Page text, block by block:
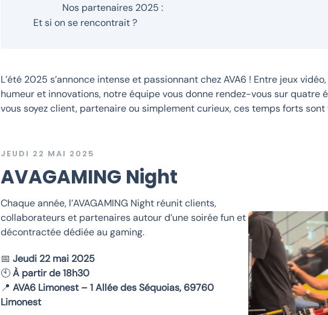
Nos partenaires 2025 :
Et si on se rencontrait ?
L’été 2025 s’annonce intense et passionnant chez AVA6 ! Entre jeux
humeur et innovations, notre équipe vous donne rendez-vous sur quatre
vous soyez client, partenaire ou simplement curieux, ces temps forts sont
JEUDI 22 MAI 2025
AVAGAMING Night
Chaque année, l’AVAGAMING Night réunit clients,
collaborateurs et partenaires autour d’une soirée fun et
décontractée dédiée au gaming.
📅 Jeudi 22 mai 2025
🕙À partir de 18h30
📍 AVA6 Limonest – 1 Allée des Séquoias, 69760
Limonest